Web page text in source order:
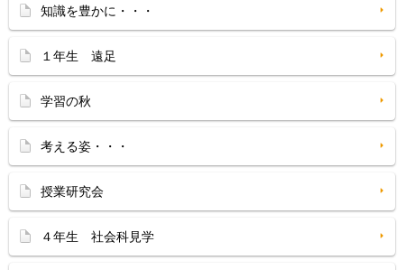
知識を豊かに・・・
１年生 遠足
学習の秋
考える姿・・・
授業研究会
４年生 社会科見学